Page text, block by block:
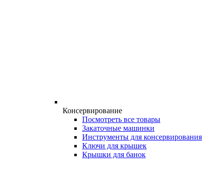
Консервирование
Посмотреть все товары
Закаточные машинки
Инструменты для консервирования
Ключи для крышек
Крышки для банок